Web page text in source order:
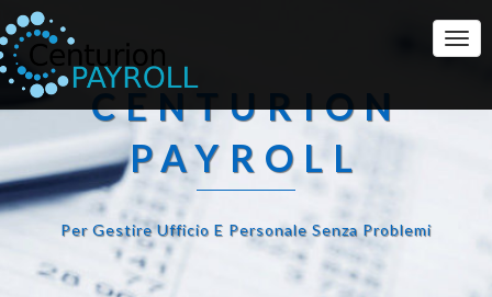
CENTURION
PAYROLL
Per Gestire Ufficio E Personale Senza Problemi